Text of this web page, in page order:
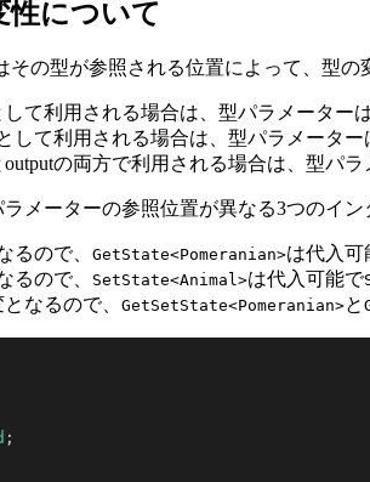
性について
その型が参照される位置によって、型の
て利用される場合は、型パラメーター
して利用される場合は、型パラメーター
の両方で利用される場合は、型パラ
メーターの参照位置が異なる3つのイ
るので、 GetState<Pomeranian>は代入可
るので、 SetState<Animal>は代入可能で
なるので、 GetSetState<Pomeranian>と
;